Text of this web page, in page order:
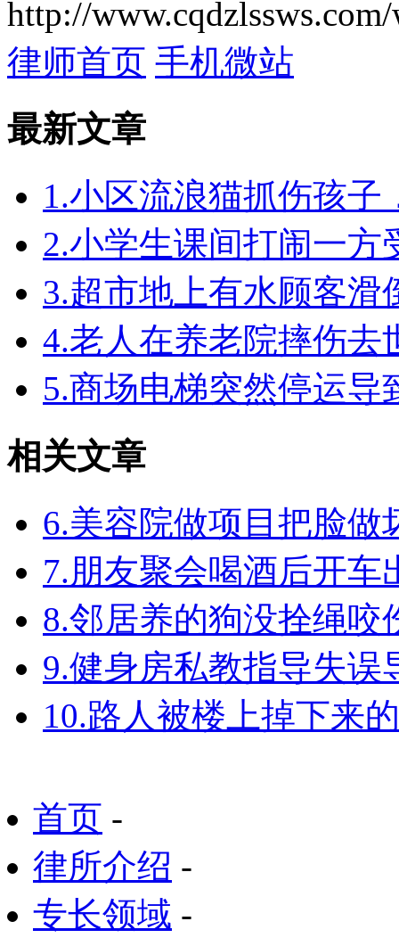
http://
律师首页 手机微站
最新文章
1.小区流浪猫抓伤孩子
2.小学生课间打闹一
3.超市地上有水顾客
4.老人在养老院摔伤去
5.商场电梯突然停运
相关文章
6.美容院做项目把脸做
7.朋友聚会喝酒后开
8.邻居养的狗没拴绳
9.健身房私教指导失
10.路人被楼上掉下来
首页 -
律所介绍 -
专长领域 -